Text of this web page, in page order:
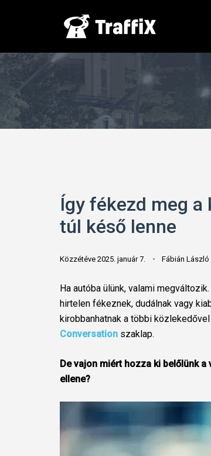
Így fékezd meg
túl késő lenne
Közzétéve 2025. január 7. Fábián László
Ha autóba ülünk, valami
hirtelen fékeznek, dudálnak vagy
kirobbanhatnak a többi
Conversation szaklap.
De vajon miért hozza ki belőlünk
ellene?